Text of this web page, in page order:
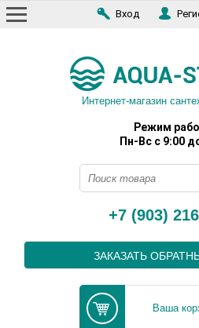
Вход
Интернет-магазин
Режим
Пн-Вс с 9:00
+7 (903)
ЗАКАЗАТЬ
Ваша